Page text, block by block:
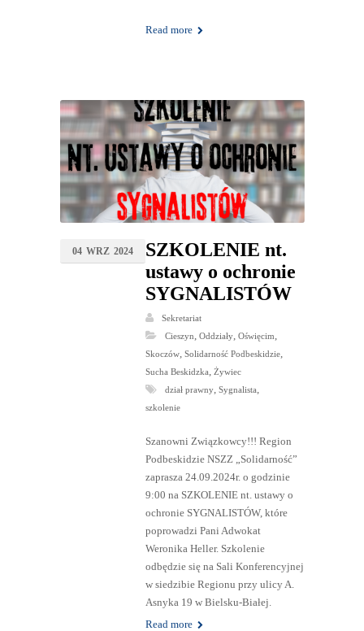
Read more
04 WRZ 2024
SZKOLENIE nt.
ustawy o ochronie
SYGNALISTÓW
Sekretariat
Cieszyn Oddziały, Oświęcim
Skoczów, Solidarność Podbeskidzie,
Sucha Beskidzka
Żywiec
dział prawny, Sygnalista
szkolenie
Szanowni Związkowcy!!! Region
Podbeskidzie NSZZ „Solidarność”
zaprasza 24.09.2024r. o godzinie
9:00 na SZKOLENIE nt. ustawy o
ochronie SYGNALISTÓW, które
poprowadzi Pani Adwokat
Weronika Heller. Szkolenie
odbędzie się na Sali Konferencyjnej
w siedzibie Regionu przy ulicy A.
Asnyka 19 w Bielsku-Białej.
Read more